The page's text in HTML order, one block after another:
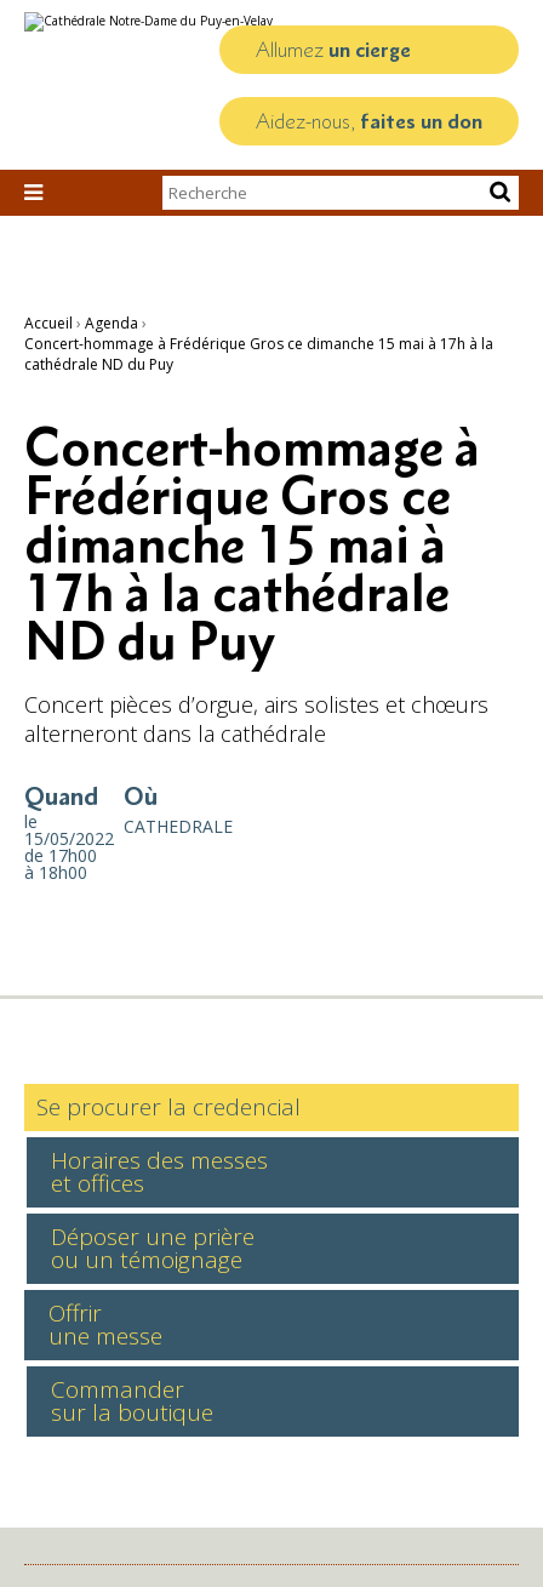
au
personnels
Allumez un cierge
Aidez-nous, faites un don

Chercher par
Recherche
Accueil › Agenda ›
Concert-hommage à Frédérique Gros ce dimanche 15 mai à 17h à la
cathédrale ND du Puy
Concert-hommage à
Frédérique Gros ce
dimanche 15 mai à
17h à la cathédrale
ND du Puy
Concert pièces d’orgue, airs solistes et chœurs
alterneront dans la cathédrale
Quand
le
15/05/2022
de 17h00
à 18h00
Où
CATHEDRALE
Se procurer la credencial
Horaires des messes
et offices
Déposer une prière
ou un témoignage
Offrir
une messe
Commander
sur la boutique